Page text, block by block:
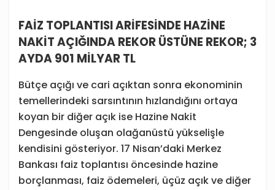
FAİZ TOPLANTISI ARİFESİNDE HAZİNE
NAKİT AÇIĞINDA REKOR ÜSTÜNE REKOR; 3
AYDA 901 MİLYAR TL
Bütçe açığı ve cari açıktan sonra ekonominin
temellerindeki sarsıntının hızlandığını ortaya
koyan bir diğer açık ise Hazine Nakit
Dengesinde oluşan olağanüstü yükselişle
kendisini gösteriyor. 17 Nisan’daki Merkez
Bankası faiz toplantısı öncesinde hazine
borçlanması, faiz ödemeleri, üçüz açık ve diğer